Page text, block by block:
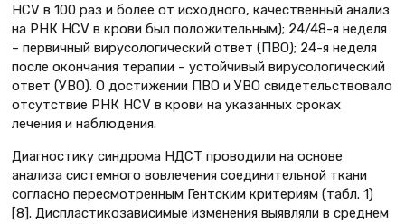
HCV в 100 раз и более от исходного, качественный анализ
на РНК HCV в крови был положительным); 24/48-я неделя
– первичный вирусологический ответ (ПВО); 24-я неделя
после окончания терапии – устойчивый вирусологический
ответ (УВО). О достижении ПВО и УВО свидетельствовало
отсутствие РНК HCV в крови на указанных сроках
лечения и наблюдения.
Диагностику синдрома НДСТ проводили на основе
анализа системного вовлечения соединительной ткани
согласно пересмотренным Гентским критериям (табл. 1)
[8]. Диспластикозависимые изменения выявляли в среднем